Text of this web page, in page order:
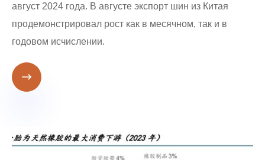
август 2024 года. В августе экспорт шин из Китая
продемонстрировал рост как в месячном, так и в
годовом исчислении.
